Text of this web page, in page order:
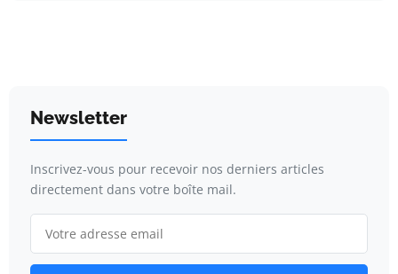
Newsletter
Inscrivez-vous pour recevoir nos derniers articles
directement dans votre boîte mail.